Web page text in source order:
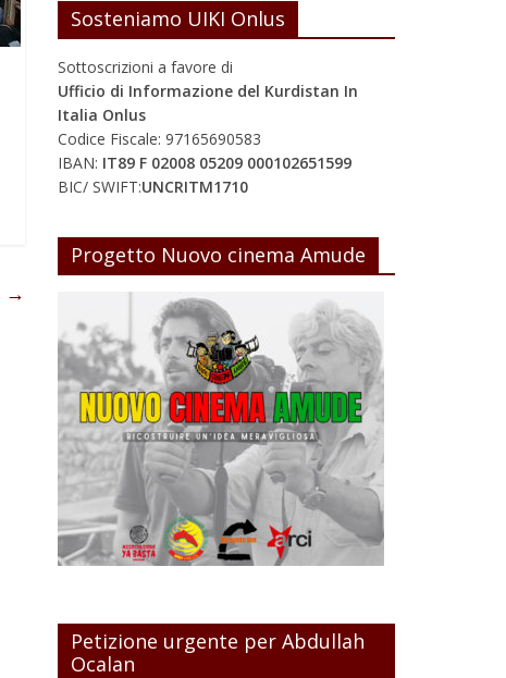
→
Sosteniamo UIKI Onlus
Sottoscrizioni a favore di
Ufficio di Informazione del Kurdistan In
Italia Onlus
Codice Fiscale: 97165690583
IBAN: IT89 F 02008 05209 000102651599
BIC/ SWIFT:UNCRITM1710
Progetto Nuovo cinema Amude
Petizione urgente per Abdullah
Ocalan